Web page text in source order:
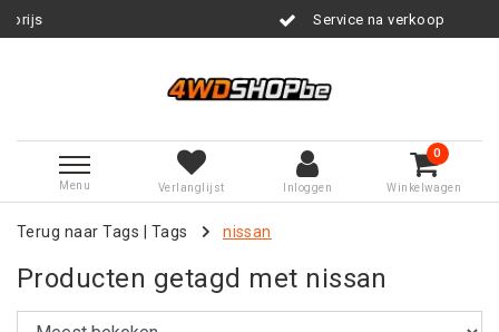
Service na verkoop
Menu Verlanglijst Inloggen
0
Winkelwagen
Terug naar Tags Tags nissan
Producten getagd met nissan